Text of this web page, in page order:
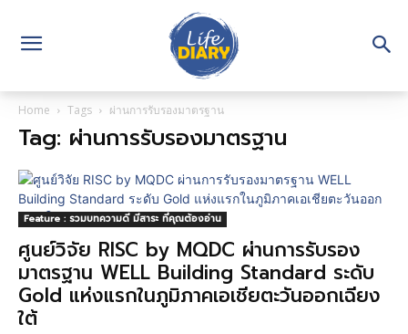
Home Tags ผ่านการรับรองมาตรฐาน
Tag: ผ่านการรับรองมาตรฐาน
Feature : รวมบทความดี มีสาระ ที่คุณต้องอ่าน
ศูนย์วิจัย RISC by MQDC ผ่านการรับรอง
มาตรฐาน WELL Building Standard ระดับ
Gold แห่งแรกในภูมิภาคเอเชียตะวันออกเฉียง
ใต้